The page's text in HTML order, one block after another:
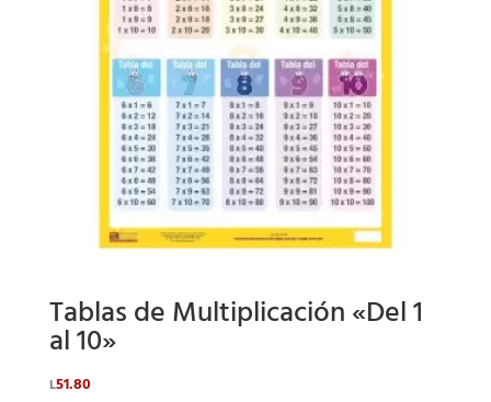
Tablas de Multiplicación «Del 1
al 10»
L51.80